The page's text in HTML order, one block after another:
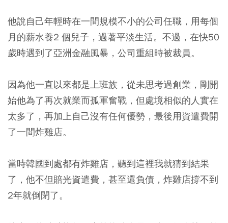
他說自己年輕時在一間規模不小的公司任職，用每個
月的薪水養2 個兒子，過著平淡生活。不過，在快50
歲時遇到了亞洲金融風暴，公司重組時被裁員。
因為他一直以來都是上班族，從未思考過創業，剛開
始他為了再次就業而孤軍奮戰，但處境相似的人實在
太多了，再加上自己沒有任何優勢，最後用資遣費開
了一間炸雞店。
當時韓國到處都有炸雞店，聽到這裡我就猜到結果
了，他不但賠光資遣費，甚至還負債，炸雞店撐不到
2年就倒閉了。